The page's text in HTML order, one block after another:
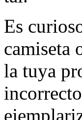
Es
camiseta
la tuya